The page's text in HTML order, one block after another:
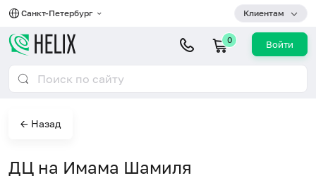
Санкт-Петербург Клиентам
0 Войти
← Назад
ДЦ на Имама Шамиля